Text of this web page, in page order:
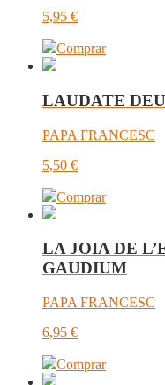
5,95 €
Comprar
LAUDATE
PAPA FRANCESC
5,50 €
Comprar
LA JOIA DE
GAUDIUM
PAPA FRANCESC
6,95 €
Comprar